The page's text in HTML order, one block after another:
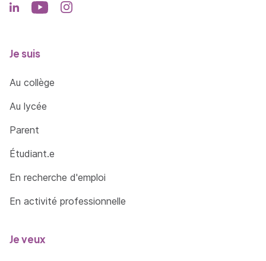
Je suis
Au collège
Au lycée
Parent
Étudiant.e
En recherche d'emploi
En activité professionnelle
Je veux